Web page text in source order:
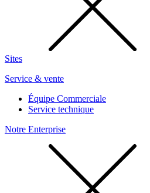
Sites
Service & vente
Équipe Commerciale
Service technique
Notre Enterprise